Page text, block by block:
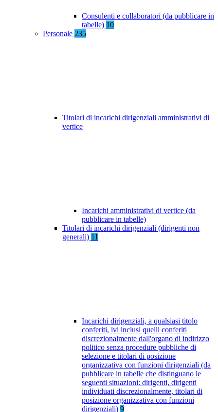
Consulenti e collaboratori (da pubblicare in
tabelle) 10
Personale 235
Titolari di incarichi dirigenziali amministrativi di
vertice
Incarichi amministrativi di vertice (da
pubblicare in tabelle)
Titolari di incarichi dirigenziali (dirigenti non
generali) 11
Incarichi dirigenziali, a qualsiasi titolo
conferiti, ivi inclusi quelli conferiti
discrezionalmente dall'organo di indirizzo
politico senza procedure pubbliche di
selezione e titolari di posizione
organizzativa con funzioni dirigenziali (da
pubblicare in tabelle che distinguano le
seguenti situazioni: dirigenti, dirigenti
individuati discrezionalmente, titolari di
posizione organizzativa con funzioni
dirigenziali) 9